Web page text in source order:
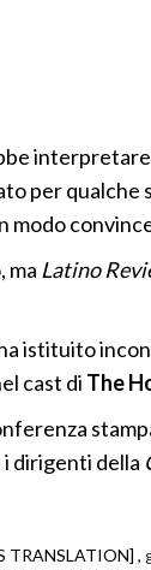
interpretare
per
modo
ma Latino
istituito
cast di The
dirigenti della
TRANSLATION] ,